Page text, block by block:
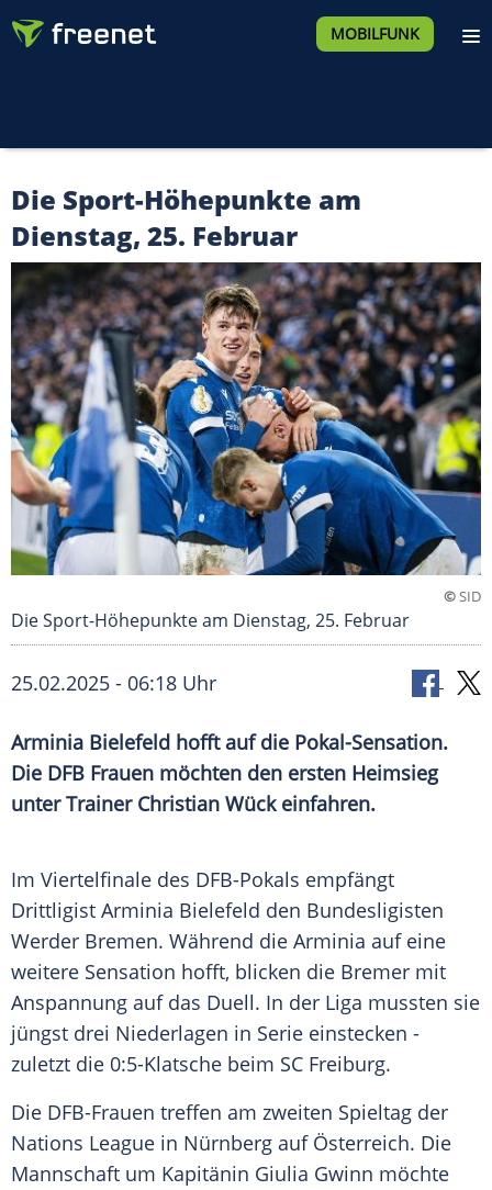
MOBILFUNK
Die Sport-Höhepunkte am
Dienstag, 25. Februar
©SID
Die Sport-Höhepunkte am Dienstag, 25. Februar
25.02.2025 - 06:18 Uhr
Arminia Bielefeld hofft auf die Pokal-Sensation.
Die DFB Frauen möchten den ersten Heimsieg
unter Trainer Christian Wück einfahren.
Im Viertelfinale des DFB-Pokals empfängt
Drittligist Arminia Bielefeld den Bundesligisten
Werder Bremen. Während die Arminia auf eine
weitere Sensation hofft, blicken die Bremer mit
Anspannung auf das Duell. In der Liga mussten sie
jüngst drei Niederlagen in Serie einstecken -
zuletzt die 0:5-Klatsche beim SC Freiburg.
Die DFB-Frauen treffen am zweiten Spieltag der
Nations League in Nürnberg auf Österreich. Die
Mannschaft um Kapitänin Giulia Gwinn möchte